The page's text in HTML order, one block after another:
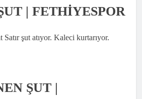
| FETHİYESPOR
şut atıyor. Kaleci kurtarıyor.
ŞUT |